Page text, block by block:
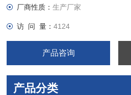
厂商性质：生产厂家
访 问 量：4124
产品咨询
产品分类